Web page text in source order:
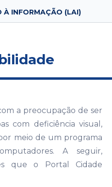
À INFORMAÇÃO (LAI)
a preocupação de ser
com deficiência visual,
meio de um programa
A seguir,
que o Portal Cidade